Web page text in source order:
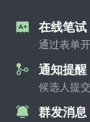
在线笔试
通过表单
通知提醒
候选人提
群发消息